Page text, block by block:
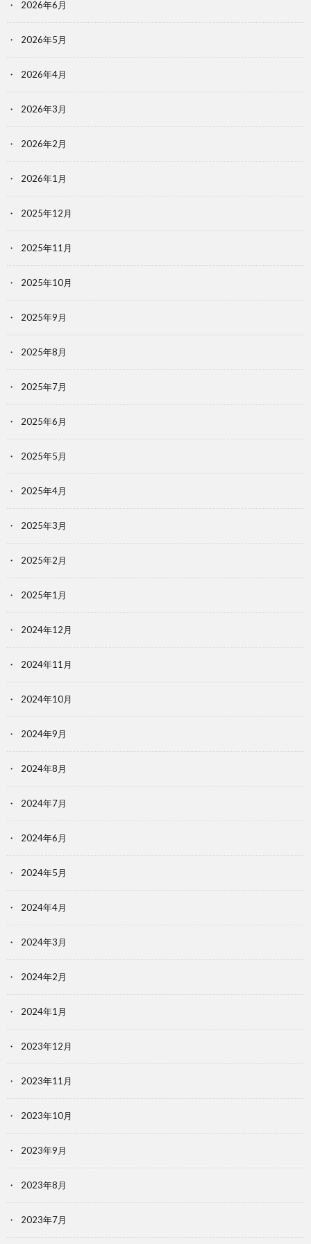
2026年6月
2026年5月
2026年4月
2026年3月
2026年2月
2026年1月
2025年12月
2025年11月
2025年10月
2025年9月
2025年8月
2025年7月
2025年6月
2025年5月
2025年4月
2025年3月
2025年2月
2025年1月
2024年12月
2024年11月
2024年10月
2024年9月
2024年8月
2024年7月
2024年6月
2024年5月
2024年4月
2024年3月
2024年2月
2024年1月
2023年12月
2023年11月
2023年10月
2023年9月
2023年8月
2023年7月